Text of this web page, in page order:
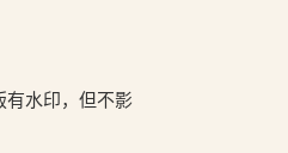
有水印，但不影